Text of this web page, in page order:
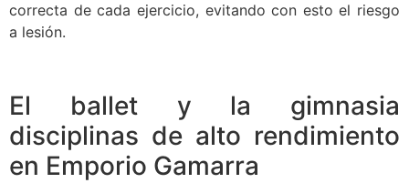
correcta de cada ejercicio, evitando con esto el riesgo
a lesión.
El ballet y la gimnasia
disciplinas de alto rendimiento
en Emporio Gamarra